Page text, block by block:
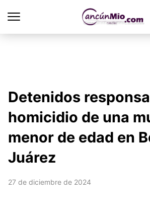
Detenidos
homicidio de una
menor de edad en
Juárez
27 de diciembre de 2024